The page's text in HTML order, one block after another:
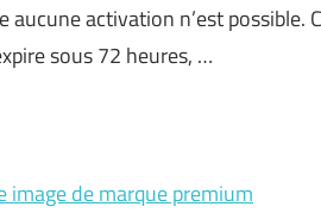
activation n’est possible.
sous 72 heures, …
image de marque premium